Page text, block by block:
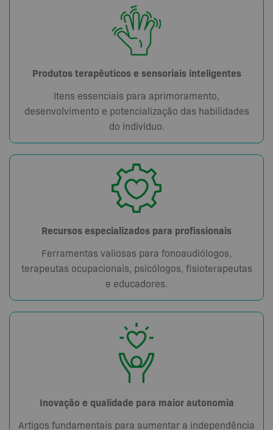
Produtos terapêuticos e sensoriais inteligentes
Itens essenciais para aprimoramento,
desenvolvimento e potencialização das habilidades
do indivíduo.
Recursos especializados para profissionais
Ferramentas valiosas para fonoaudiólogos,
terapeutas ocupacionais, psicólogos, fisioterapeutas
e educadores.
Inovação e qualidade para maior autonomia
Artigos fundamentais para aumentar a independência